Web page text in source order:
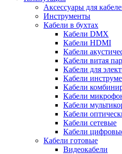
Аксессуары для
Инструменты
Кабели в бухтах
Кабели DMX
Кабели HDMI
Кабели
Кабели витая
Кабели для
Кабели
Кабели
Кабели
Кабели
Кабели
Кабели сетевые
Кабели
Кабели готовые
Видеокабели